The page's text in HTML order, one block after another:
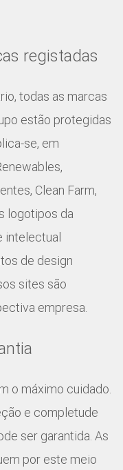
registadas
todas as marcas
estão protegidas
se, em
Clean Farm,
logotipos da
intelectual
de design
sites são
empresa.
o máximo cuidado.
e completude
ser garantida. As
por este meio